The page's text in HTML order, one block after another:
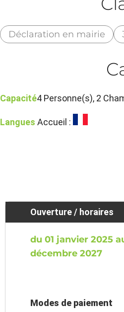
Déclaration en mairie
Capacité4 Personne(s), 2
Langues Accueil :
Ouverture / horaires
du 01 janvier 2025
décembre 2027
Modes de paiement